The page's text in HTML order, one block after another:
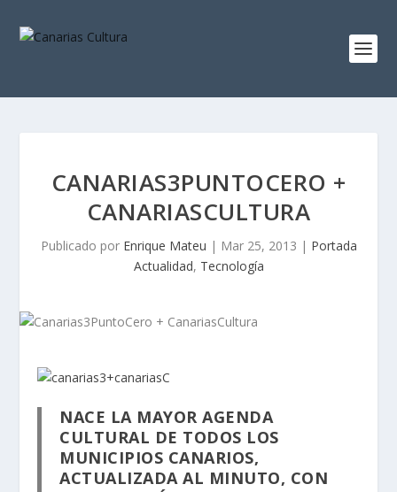
CANARIAS3PUNTOCERO +
CANARIASCULTURA
Publicado por Enrique Mateu | Mar 25, 2013 | Portada
Actualidad, Tecnología
NACE LA MAYOR AGENDA
CULTURAL DE TODOS LOS
MUNICIPIOS CANARIOS,
ACTUALIZADA AL MINUTO, CON